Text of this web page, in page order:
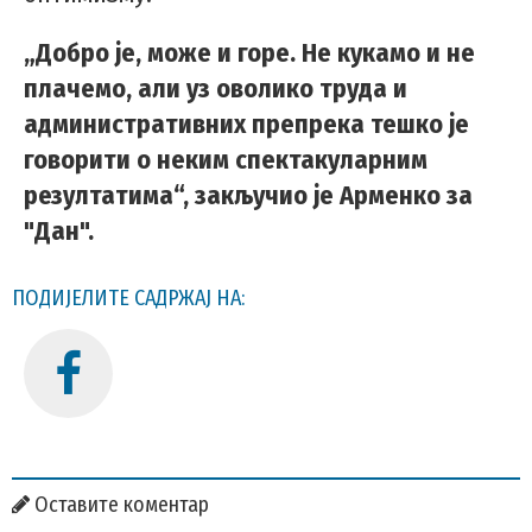
„Добро је, може и горе. Не кукамо и не
плачемо, али уз оволико труда и
административних препрека тешко је
говорити о неким спектакуларним
резултатима“, закључио је Арменко за
"Дан".
ПОДИЈЕЛИТЕ САДРЖАЈ НА:
Оставите коментар